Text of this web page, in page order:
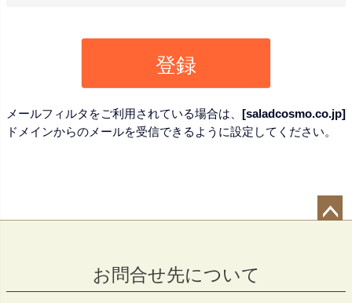
登録
メールフィルタをご利用されている場合は、 [saladcosmo.co.jp]
ドメインからのメールを受信できるように設定してください。
へ
お問合せ先について